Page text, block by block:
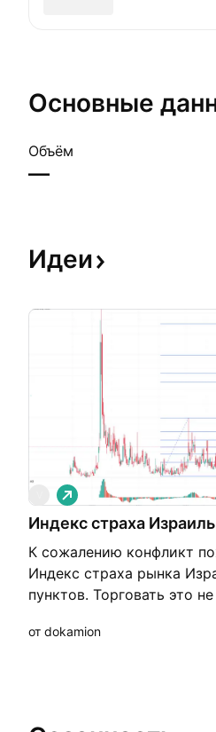
Основные
Объём
—
Идеи
Индекс страха Израиль
К сожалению конфликт
Индекс страха рынка
пунктов. Торговать это
истории вопроса. P.C.
Д
л
и
н
н
я
от dokamion